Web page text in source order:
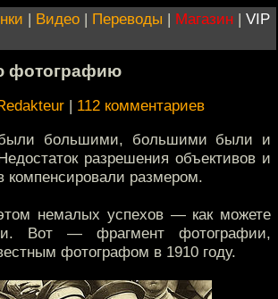
| Видео | Переводы | Магазин | VIP
фотографию
| 112 комментариев
были большими, большими были и
разрешения объективов и
компенсировали размером.
немалых успехов — как можете
Вот — фрагмент фотографии,
фотографом в 1910 году.